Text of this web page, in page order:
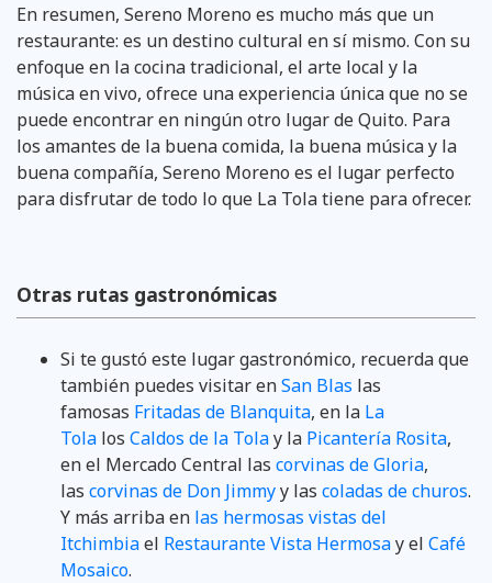
En resumen, Sereno Moreno es mucho más que un
restaurante: es un destino cultural en sí mismo. Con su
enfoque en la cocina tradicional, el arte local y la
música en vivo, ofrece una experiencia única que no se
puede encontrar en ningún otro lugar de Quito. Para
los amantes de la buena comida, la buena música y la
buena compañía, Sereno Moreno es el lugar perfecto
para disfrutar de todo lo que La Tola tiene para ofrecer.
Otras rutas gastronómicas
Si te gustó este lugar gastronómico, recuerda que
también puedes visitar enSan Blas las
famosas Fritadas de Blanquita, en la La
Tola los Caldos de la Tolay la Picantería Rosita,
en el Mercado Central las corvinas de Gloria,
las corvinas de Don Jimmyy las coladas de churos.
Y más arriba en las hermosas vistas del
Itchimbiael Restaurante Vista Hermosay el Café
Mosaico.